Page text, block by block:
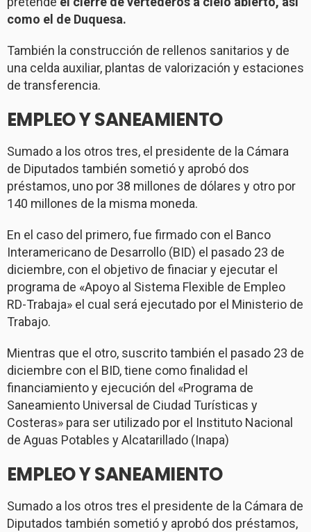
como el de Duquesa.
También la construcción de rellenos sanitarios y de
una celda auxiliar, plantas de valorización y estaciones
de transferencia.
EMPLEO Y SANEAMIENTO
Sumado a los otros tres, el presidente de la Cámara
de Diputados también sometió y aprobó dos
préstamos, uno por 38 millones de dólares y otro por
140 millones de la misma moneda.
En el caso del primero, fue firmado con el Banco
Interamericano de Desarrollo (BID) el pasado 23 de
diciembre, con el objetivo de finaciar y ejecutar el
programa de «Apoyo al Sistema Flexible de Empleo
RD-Trabaja» el cual será ejecutado por el Ministerio de
Trabajo.
Mientras que el otro, suscrito también el pasado 23 de
diciembre con el BID, tiene como finalidad el
financiamiento y ejecución del «Programa de
Saneamiento Universal de Ciudad Turísticas y
Costeras» para ser utilizado por el Instituto Nacional
de Aguas Potables y Alcatarillado (Inapa)
EMPLEO Y SANEAMIENTO
Sumado a los otros tres el presidente de la Cámara de
Diputados también sometió y aprobó dos préstamos,